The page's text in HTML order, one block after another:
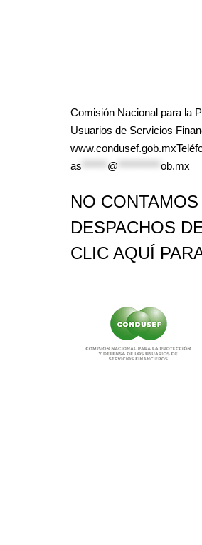
Comisión Nacional para la
Usuarios de Servicios
as
@ ob.mx
NO
DESPACHOS
CLIC AQUÍ